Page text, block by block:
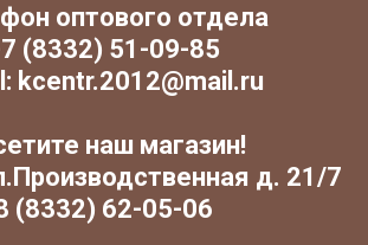
оптового отдела
(8332) 51-09-85
kcentr.2012@mail.ru
наш магазин!
д. 21/7
(8332) 62-05-06